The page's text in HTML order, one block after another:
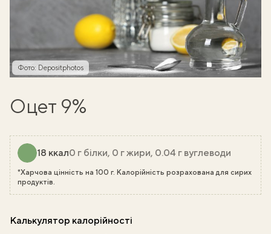
Фото: Depositphotos
Оцет 9%
18 ккал0 г білки, 0 г жири, 0.04 г вуглеводи
*Харчова цінність на 100 г. Калорійність розрахована для сирих
продуктів.
Калькулятор калорійності